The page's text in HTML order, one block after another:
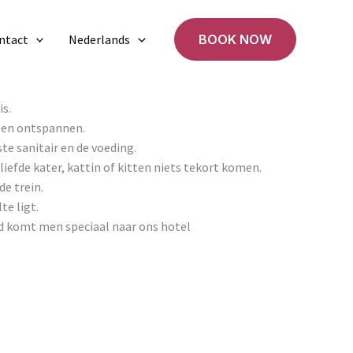
Nederlands BOOK NOW
ontspannen.
sanitair en de voeding.
kater, kattin of kitten niets tekort komen.
trein.
ligt.
komt men speciaal naar ons hotel